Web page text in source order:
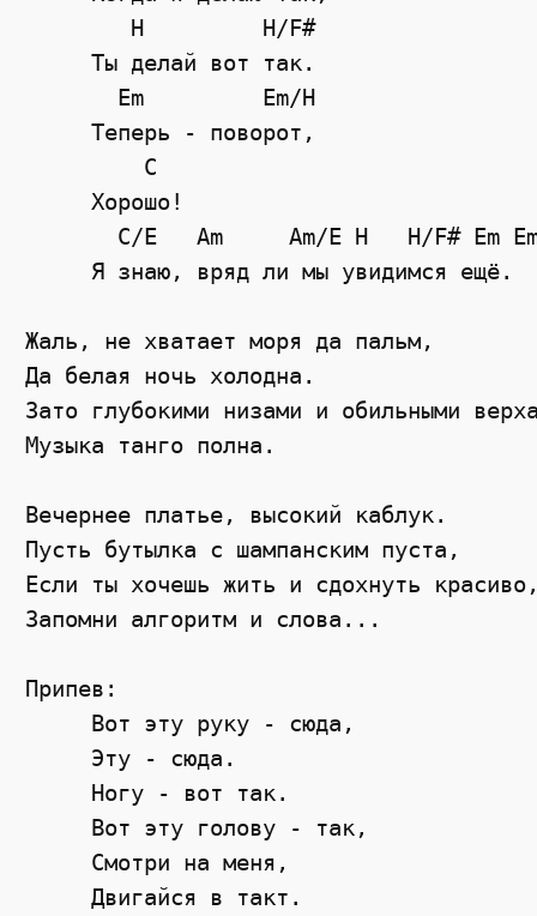
        H         H/F#
     Ты делай вот так.
       Em         Em/H
     Теперь - поворот,
         C
     Хорошо!
C/E   Am     Am/E H   H/F# Em
     Я знаю, вряд ли мы увидимся ещё.
Жаль, не хватает моря да пальм,
Да белая ночь холодна.
Зато глубокими низами и обильными
Музыка танго полна.
Вечернее платье, высокий каблук.
Пусть бутылка с шампанским пуста,
Если ты хочешь жить и сдохнуть
Запомни алгоритм и слова...
Припев:
     Вот эту руку - сюда,
     Эту - сюда.
     Ногу - вот так.
     Вот эту голову - так,
     Смотри на меня,
     Двигайся в такт.